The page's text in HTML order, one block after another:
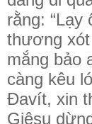
rằng:
thương
mắng bảo
càng kêu
Ðavít, xin
Giêsu